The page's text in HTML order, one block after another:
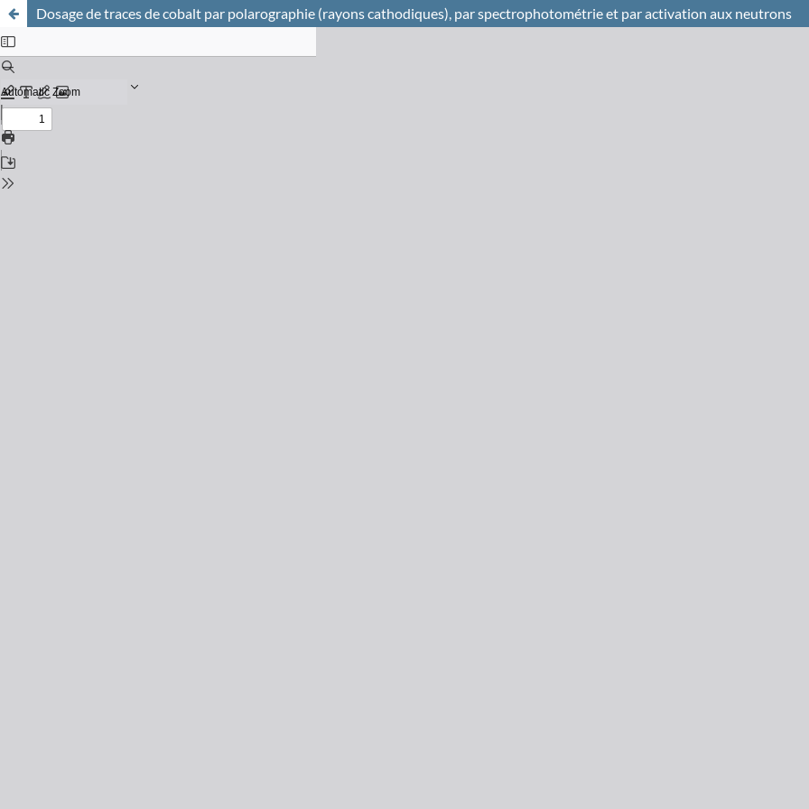
Dosage de traces de cobalt par polarographie (rayons cathodiques), par spectrophotométrie et par activation aux neutrons